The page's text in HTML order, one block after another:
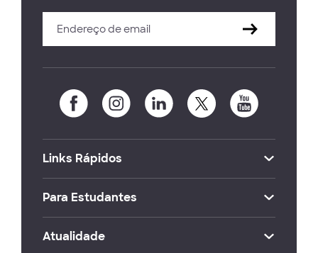
Links Rápidos
Para Estudantes
Atualidade